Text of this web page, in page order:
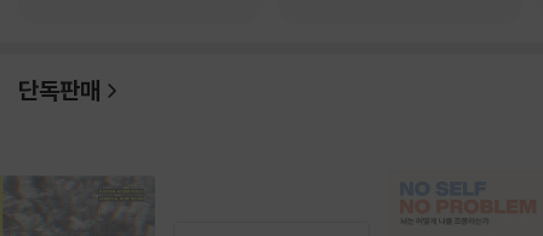
단독판매